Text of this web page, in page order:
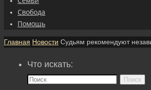
Свобода
Помощь
Главная Новости Судьям рекомендуют
Что искать:
Поиск